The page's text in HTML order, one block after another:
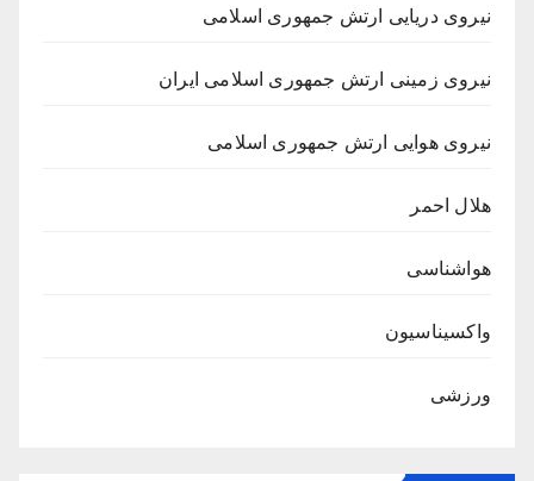
نیروی دریایی ارتش جمهوری اسلامی
نیروی زمینی ارتش جمهوری اسلامی ایران
نیروی هوایی ارتش جمهوری اسلامی
هلال احمر
هواشناسی
واکسیناسیون
ورزشی